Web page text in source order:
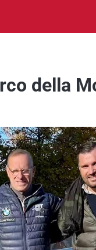
della